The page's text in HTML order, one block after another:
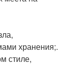
хранения;.
стиле,